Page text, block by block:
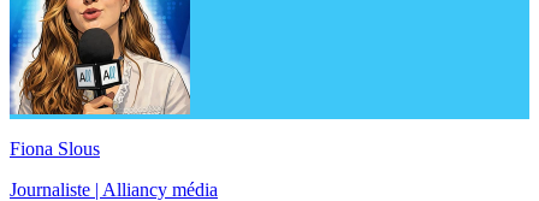
Fiona Slous
Journaliste | Alliancy média